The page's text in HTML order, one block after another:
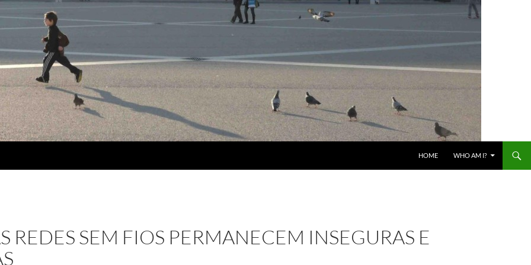
HOME WHO AM I?
REDES SEM FIOS PERMANECEM INSEGURAS E